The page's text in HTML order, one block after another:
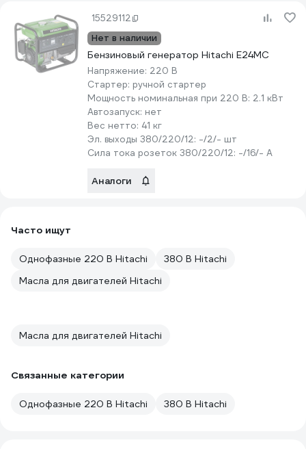
15529112
Нет в наличии
Бензиновый генератор Hitachi E24MC
Напряжение: 220 В
Стартер: ручной стартер
Мощность номинальная при 220 В: 2.1 кВт
Автозапуск: нет
Вес нетто: 41 кг
Эл. выходы 380/220/12: -/2/- шт
Сила тока розеток 380/220/12: -/16/- А
Аналоги
Часто ищут
Однофазные 220 В Hitachi
380 В Hitachi
Масла для двигателей Hitachi
Масла для двигателей Hitachi
Связанные категории
Однофазные 220 В Hitachi 380 В Hitachi